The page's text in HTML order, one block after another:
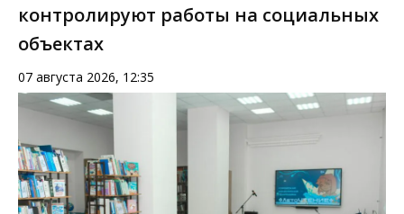
контролируют работы на социальных
объектах
07 августа 2026, 12:35